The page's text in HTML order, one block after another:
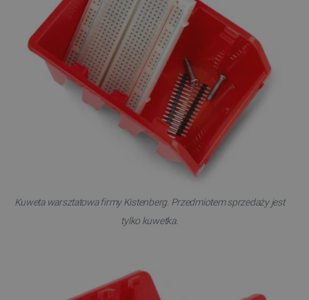
Kuweta warsztatowa firmy Kistenberg. Przedmiotem sprzedaży jest
tylko kuwetka.